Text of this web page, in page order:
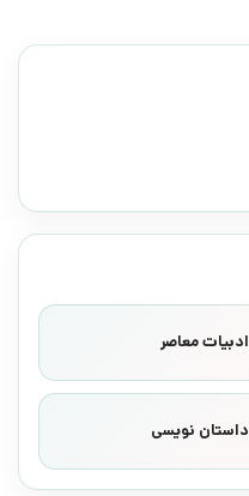
ادبیات معاصر
داستان نویسی